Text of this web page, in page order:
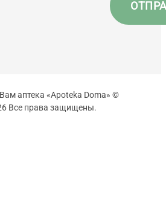
аптека «Apoteka Doma» ©
Все права защищены.